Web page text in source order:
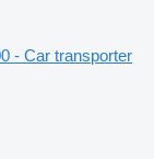
- Car transporter